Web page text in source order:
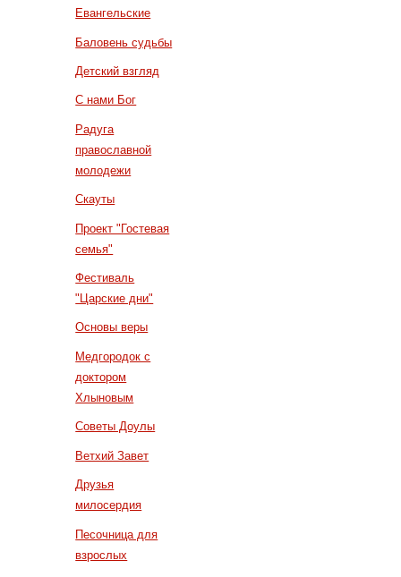
Евангельские
Баловень судьбы
Детский взгляд
С нами Бог
Радуга
православной
молодежи
Скауты
Проект "Гостевая
семья"
Фестиваль
"Царские дни"
Основы веры
Медгородок с
доктором
Хлыновым
Советы Доулы
Ветхий Завет
Друзья
милосердия
Песочница для
взрослых